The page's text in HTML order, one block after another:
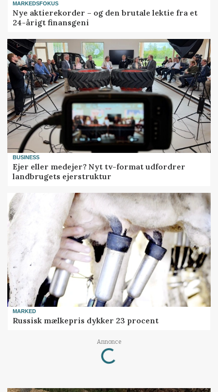
MARKEDSFOKUS
Nye aktierekorder – og den brutale lektie fra et
24-årigt finansgeni
BUSINESS
Ejer eller medejer? Nyt tv-format udfordrer
landbrugets ejerstruktur
MARKED
Russisk mælkepris dykker 23 procent
Annonce
Loading...